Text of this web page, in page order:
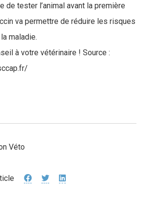
de tester l’animal avant la première
va permettre de réduire les risques
maladie.
à votre vétérinaire ! Source :
Véto